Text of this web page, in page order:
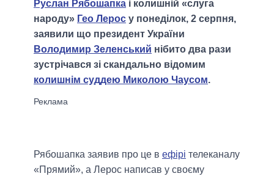
Руслан Рябошапка і колишній «слуга
народу» Гео Лерос у понеділок, 2 серпня,
заявили що президент України
Володимир Зеленський нібито два рази
зустрічався зі скандально відомим
колишнім суддею Миколою Чаусом.
Рябошапка заявив про це в ефірі телеканалу
«Прямий», а Лерос написав у своєму